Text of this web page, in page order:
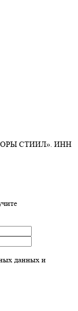
СТИИЛ». ИНН
данных и